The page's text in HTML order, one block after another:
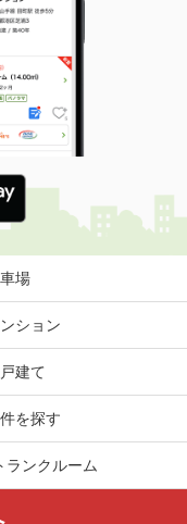
津島西坂１
京町
場
ション
建て
を探す
ランクルーム